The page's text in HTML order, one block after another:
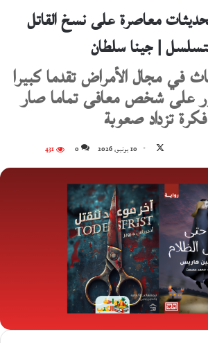
معاصرة على نسخ القاتل
| جينا سلطان
في مجال الأمراض تقدما كبيرا
على شخص معافى تماما صار
فكرة تزداد صعوبة
على
X
10 يونيو، 2026 0
431